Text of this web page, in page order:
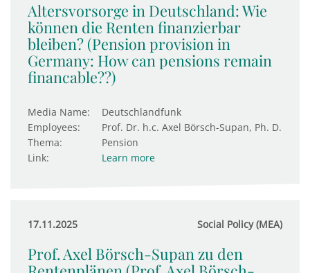
Altersvorsorge in Deutschland: Wie
können die Renten finanzierbar
bleiben? (Pension provision in
Germany: How can pensions remain
financable??)
Media Name:
Deutschlandfunk
Employees:
Prof. Dr. h.c. Axel Börsch-Supan, Ph. D.
Thema:
Pension
Link:
Learn more
17.11.2025 Social Policy (MEA)
Prof. Axel Börsch-Supan zu den